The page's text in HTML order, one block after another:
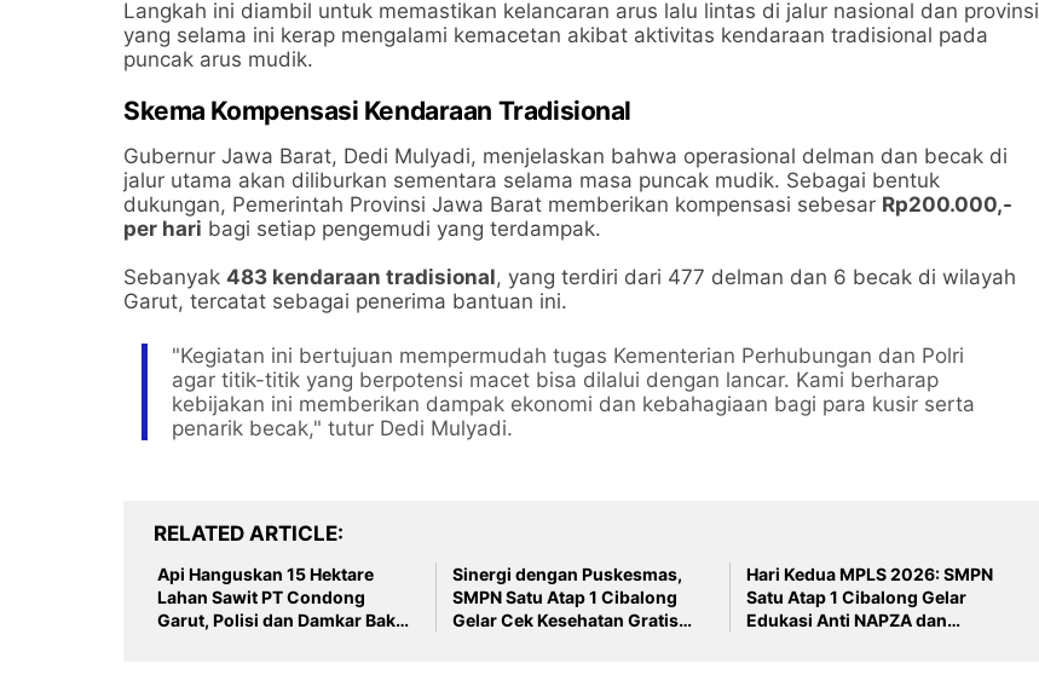
​Langkah ini diambil untuk memastikan kelancaran arus lalu lintas di jalur nasional dan provinsi
yang selama ini kerap mengalami kemacetan akibat aktivitas kendaraan tradisional pada
puncak arus mudik.
​Skema Kompensasi Kendaraan Tradisional
​Gubernur Jawa Barat, Dedi Mulyadi, menjelaskan bahwa operasional delman dan becak di
jalur utama akan diliburkan sementara selama masa puncak mudik. Sebagai bentuk
dukungan, Pemerintah Provinsi Jawa Barat memberikan kompensasi sebesar Rp200.000,-
per hari bagi setiap pengemudi yang terdampak.
​Sebanyak 483 kendaraan tradisional, yang terdiri dari 477 delman dan 6 becak di wilayah
Garut, tercatat sebagai penerima bantuan ini.
​"Kegiatan ini bertujuan mempermudah tugas Kementerian Perhubungan dan Polri
agar titik-titik yang berpotensi macet bisa dilalui dengan lancar. Kami berharap
kebijakan ini memberikan dampak ekonomi dan kebahagiaan bagi para kusir serta
penarik becak," tutur Dedi Mulyadi.
RELATED ARTICLE
Api Hanguskan 15 Hektare
Lahan Sawit PT Condong
Garut, Polisi dan Damkar Baku
Sinergi dengan Puskesmas,
SMPN Satu Atap 1 Cibalong
Gelar Cek Kesehatan Gratis
Hari Kedua MPLS 2026: SMPN
Satu Atap 1 Cibalong Gelar
Edukasi Anti NAPZA dan